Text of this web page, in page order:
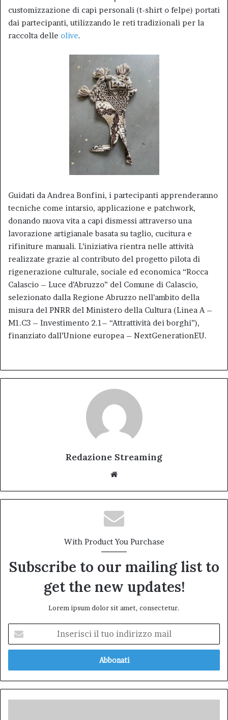
customizzazione di capi personali (t-shirt o felpe) portati
dai partecipanti, utilizzando le reti tradizionali per la
raccolta delle olive.
Guidati da Andrea Bonfini, i partecipanti apprenderanno
tecniche come intarsio, applicazione e patchwork,
donando nuova vita a capi dismessi attraverso una
lavorazione artigianale basata su taglio, cucitura e
rifiniture manuali. L’iniziativa rientra nelle attività
realizzate grazie al contributo del progetto pilota di
rigenerazione culturale, sociale ed economica “Rocca
Calascio – Luce d’Abruzzo” del Comune di Calascio,
selezionato dalla Regione Abruzzo nell’ambito della
misura del PNRR del Ministero della Cultura (Linea A –
M1.C3 – Investimento 2.1– “Attrattività dei borghi”),
finanziato dall’Unione europea – NextGenerationEU.
Redazione Streaming
With Product You Purchase
Subscribe to our mailing list to
get the new updates!
Lorem ipsum dolor sit amet, consectetur.
tuo
mail